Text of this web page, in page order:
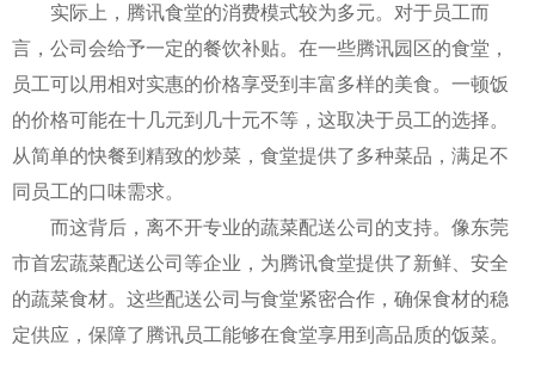
实际上，腾讯食堂的消费模式较为多元。对于员工而
言，公司会给予一定的餐饮补贴。在一些腾讯园区的食堂，
员工可以用相对实惠的价格享受到丰富多样的美食。一顿饭
的价格可能在十几元到几十元不等，这取决于员工的选择。
从简单的快餐到精致的炒菜，食堂提供了多种菜品，满足不
同员工的口味需求。
而这背后，离不开专业的蔬菜配送公司的支持。像东莞
市首宏蔬菜配送公司等企业，为腾讯食堂提供了新鲜、安全
的蔬菜食材。这些配送公司与食堂紧密合作，确保食材的稳
定供应，保障了腾讯员工能够在食堂享用到高品质的饭菜。